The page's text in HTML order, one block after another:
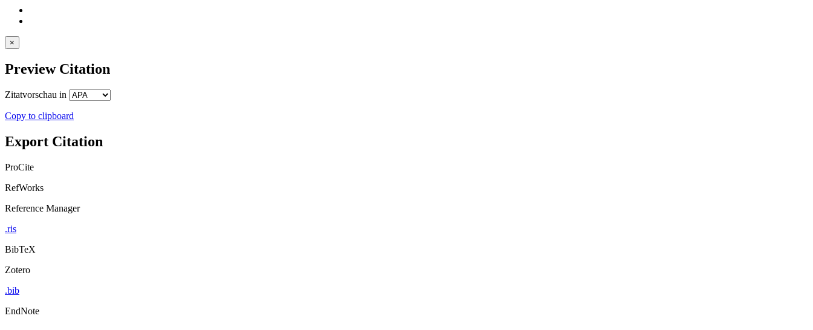
×
Preview Citation
Zitatvorschau in
Copy to clipboard
Export Citation
ProCite
RefWorks
Reference Manager
.ris
BibTeX
Zotero
.bib
EndNote